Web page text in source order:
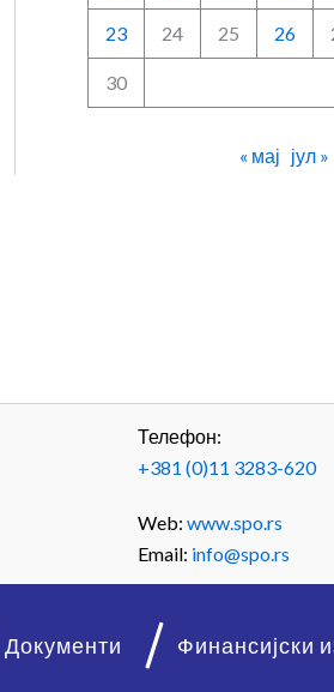
Документи Финансијски
23 24 25 26
30
« мај јул »
Телефон:
+381 (0)11 3283-620
Web: www.spo.rs
Email: info@spo.rs